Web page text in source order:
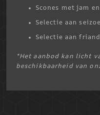
Scones met jam
Selectie aan
Selectie aan
*Het aanbod kan licht
beschikbaarheid van